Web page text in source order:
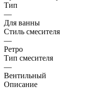
Тип
—
Для ванны
Стиль смесителя
—
Ретро
Тип смесителя
—
Вентильный
Описание